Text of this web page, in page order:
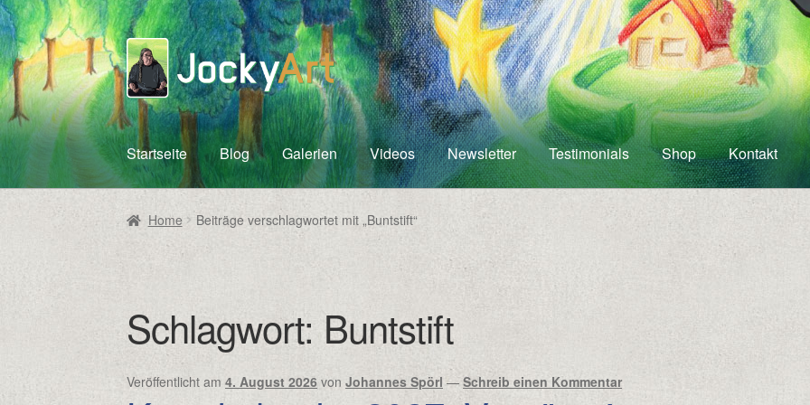
Zur
Navigation
springen
Zum
Inhalt
springen
Startseite Blog Galerien Videos Newsletter Testimonials Shop Kontakt
Home Beiträge verschlagwortet mit „Buntstift“
Schlagwort:Buntstift
Veröffentlicht am4. August 2026 vonJohannes Spörl —Schreib einen Kommentar